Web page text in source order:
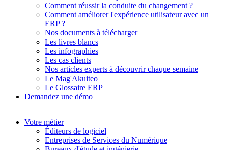
Comment réussir la conduite du changement ?
Comment améliorer l'expérience utilisateur avec un
ERP ?
Nos documents à télécharger
Les livres blancs
Les infographies
Les cas clients
Nos articles experts à découvrir chaque semaine
Le Mag'Akuiteo
Le Glossaire ERP
Demandez une démo
Votre métier
Éditeurs de logiciel
Entreprises de Services du Numérique